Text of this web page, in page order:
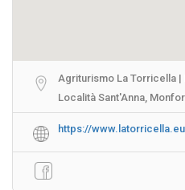
Agriturismo La Torricella
Località Sant'Anna,
https://